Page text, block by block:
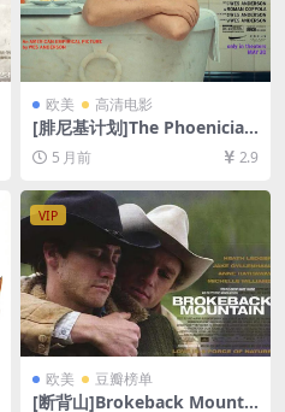
欧美 高清电影
[腓尼基计划]The Phoenician
Scheme (2025)[百度网盘+夸
克网盘1080P超清未删减资源]
4GB][中文字幕]
5 月前 2.9
VIP
欧美 豆瓣榜单
[断背山]Brokeback Mountai